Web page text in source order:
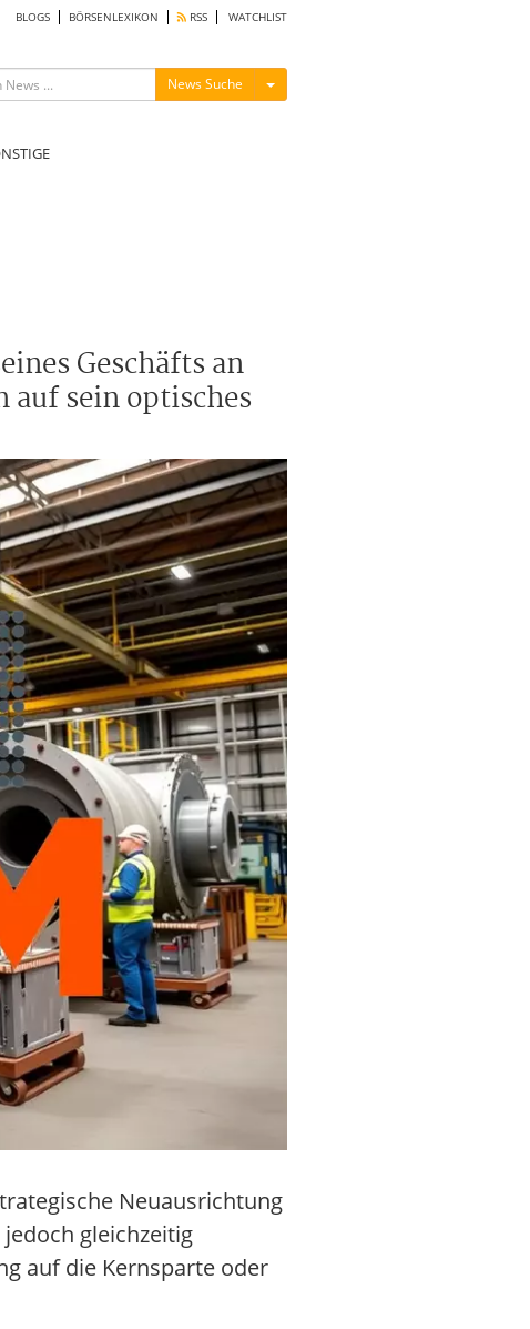
BLOGS BÖRSENLEXIKON RSS WATCHLIST
News Suche Menü ein-/ausblenden
Geschäfts an
sein optisches
Neuausrichtung
gleichzeitig
auf die Kernsparte oder